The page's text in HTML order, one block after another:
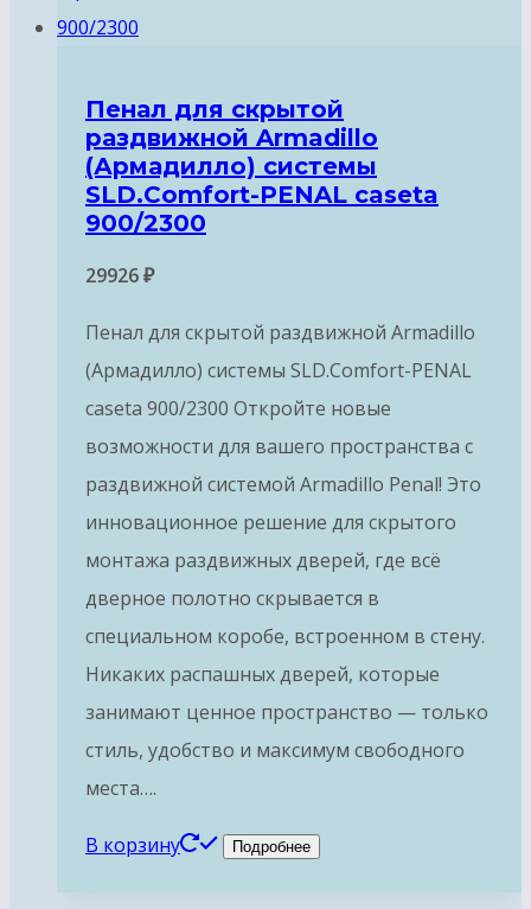
Пенал для скрытой
раздвижной Armadillo
(Армадилло) системы
SLD.Comfort-PENAL caseta
900/2300
29926₽
Пенал для скрытой раздвижной Armadillo
(Армадилло) системы SLD.Comfort-PENAL
caseta 900/2300 Откройте новые
возможности для вашего пространства с
раздвижной системой Armadillo Penal! Это
инновационное решение для скрытого
монтажа раздвижных дверей, где всё
дверное полотно скрывается в
специальном коробе, встроенном в стену.
Никаких распашных дверей, которые
занимают ценное пространство — только
стиль, удобство и максимум свободного
места….
В корзину Подробнее